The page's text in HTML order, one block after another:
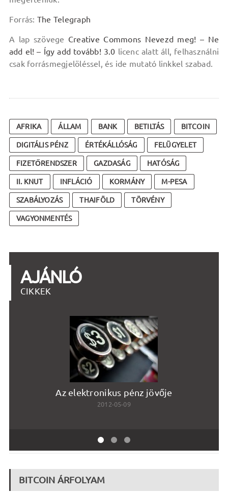
Forrás: The Telegraph
A lap szövege Creative Commons Nevezd meg! – Ne
add el! – Így add tovább! 3.0 licenc alatt áll, felhasználni
csak forrásmegjelöléssel, és ide mutató linkkel szabad.
AFRIKA ÁLLAM BANK BETILTÁS BITCOIN
DIGITÁLIS PÉNZ ÉRTÉKÁLLÓSÁG FELÜGYELET
FIZETŐRENDSZER GAZDASÁG HATÓSÁG
II. KNUT INFLÁCIÓ KORMÁNY M-PESA
SZABÁLYOZÁS THAIFÖLD TÖRVÉNY
VAGYONMENTÉS
AJÁNLÓ
CIKKEK
Az elektronikus pénz jövője
2012-05-09
BITCOIN ÁRFOLYAM